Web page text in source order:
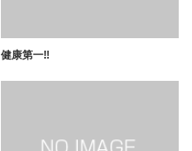
健康第一‼️